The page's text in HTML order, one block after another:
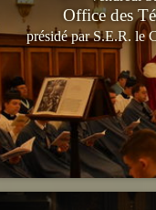
Office des
présidé par S.E.R. le